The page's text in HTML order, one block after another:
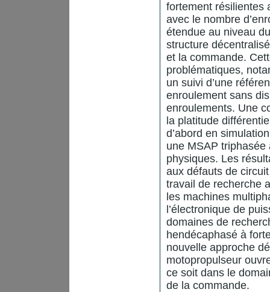
fortement résilientes
avec le nombre
étendue au niveau
structure
et la commande.
problématiques,
un suivi d’une
enroulement sans
enroulements. Une
la platitude
d’abord en
une MSAP
physiques. Les
aux défauts de
travail de recherche
les machines
l’électronique de
domaines de
hendécaphasé à
nouvelle approche
motopropulseur
ce soit dans le
de la commande.